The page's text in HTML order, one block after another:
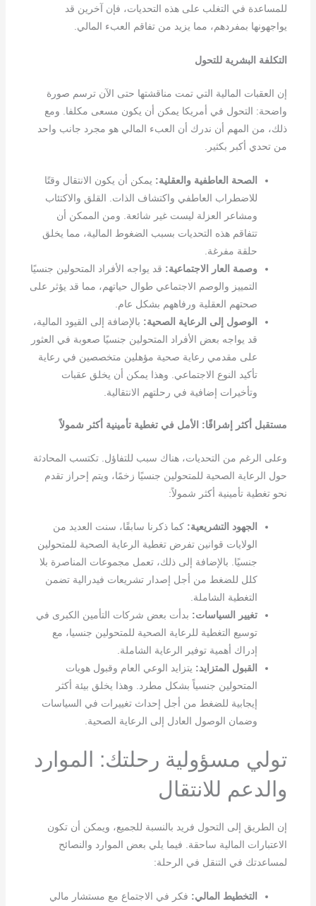
للمساعدة في التغلب على هذه التحديات، فإن آخرين قد
يواجهونها بمفردهم، مما يزيد من تفاقم العبء المالي.
التكلفة البشرية للتحول
إن العقبات المالية التي تمت مناقشتها حتى الآن ترسم صورة
واضحة: التحول في أمريكا يمكن أن يكون مسعى مكلفا. ومع
ذلك، من المهم أن ندرك أن العبء المالي هو مجرد جانب واحد
من تحدي أكبر بكثير.
الصحة العاطفية والعقلية: يمكن أن يكون الانتقال وقتًا
للاضطراب العاطفي واكتشاف الذات. القلق والاكتئاب
ومشاعر العزلة ليست غير شائعة. ومن الممكن أن
تتفاقم هذه التحديات بسبب الضغوط المالية، مما يخلق
حلقة مفرغة.
وصمة العار الاجتماعية: قد يواجه الأفراد المتحولين جنسيًا
التمييز والوصم الاجتماعي طوال حياتهم، مما قد يؤثر على
صحتهم العقلية ورفاههم بشكل عام.
الوصول إلى الرعاية الصحية: بالإضافة إلى القيود المالية،
قد يواجه بعض الأفراد المتحولين جنسيًا صعوبة في العثور
على مقدمي رعاية صحية مؤهلين متخصصين في رعاية
تأكيد النوع الاجتماعي. وهذا يمكن أن يخلق عقبات
وتأخيرات إضافية في رحلتهم الانتقالية.
مستقبل أكثر إشراقًا: الأمل في تغطية تأمينية أكثر شمولاً
وعلى الرغم من التحديات، هناك سبب للتفاؤل. تكتسب المحادثة
حول الرعاية الصحية للمتحولين جنسيًا زخمًا، ويتم إحراز تقدم
نحو تغطية تأمينية أكثر شمولاً:
الجهود التشريعية: كما ذكرنا سابقًا، سنت العديد من
الولايات قوانين تفرض تغطية الرعاية الصحية للمتحولين
جنسيًا. بالإضافة إلى ذلك، تعمل مجموعات المناصرة بلا
كلل للضغط من أجل إصدار تشريعات فيدرالية تضمن
التغطية الشاملة.
تغيير السياسات: بدأت بعض شركات التأمين الكبرى في
توسيع التغطية للرعاية الصحية للمتحولين جنسيا، مع
إدراك أهمية توفير الرعاية الشاملة.
القبول المتزايد: يتزايد الوعي العام وقبول هويات
المتحولين جنسياً بشكل مطرد. وهذا يخلق بيئة أكثر
إيجابية للضغط من أجل إحداث تغييرات في السياسات
وضمان الوصول العادل إلى الرعاية الصحية.
تولي مسؤولية رحلتك: الموارد
والدعم للانتقال
إن الطريق إلى التحول فريد بالنسبة للجميع، ويمكن أن تكون
الاعتبارات المالية ساحقة. فيما يلي بعض الموارد والنصائح
لمساعدتك في التنقل في الرحلة:
التخطيط المالي: فكر في الاجتماع مع مستشار مالي